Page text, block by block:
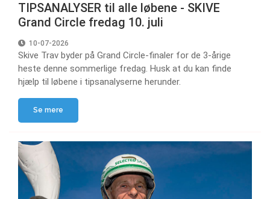
TIPSANALYSER til alle løbene - SKIVE
Grand Circle fredag 10. juli
10-07-2026
Skive Trav byder på Grand Circle-finaler for de 3-årige
heste denne sommerlige fredag. Husk at du kan finde
hjælp til løbene i tipsanalyserne herunder.
Se mere